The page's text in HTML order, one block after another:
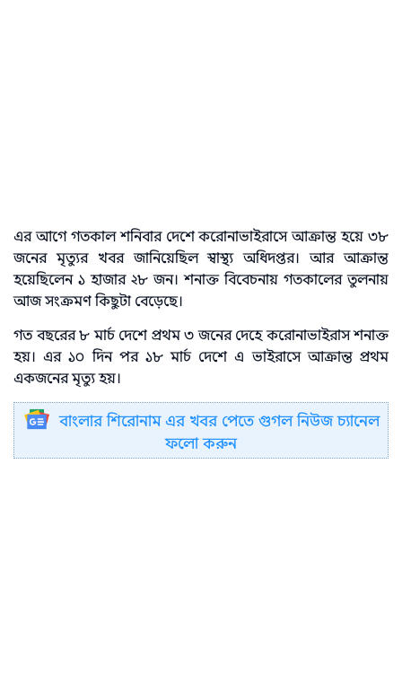
এর আগে গতকাল শনিবার দেশে করোনাভাইরাসে আক্রান্ত হয়ে ৩৮
জনের মৃত্যুর খবর জানিয়েছিল স্বাস্থ্য অধিদপ্তর। আর আক্রান্ত
হয়েছিলেন ১ হাজার ২৮ জন। শনাক্ত বিবেচনায় গতকালের তুলনায়
আজ সংক্রমণ কিছুটা বেড়েছে।
গত বছরের ৮ মার্চ দেশে প্রথম ৩ জনের দেহে করোনাভাইরাস শনাক্ত
হয়। এর ১০ দিন পর ১৮ মার্চ দেশে এ ভাইরাসে আক্রান্ত প্রথম
একজনের মৃত্যু হয়।
বাংলার শিরোনাম এর খবর পেতে গুগল নিউজ চ্যানেল
ফলো করুন